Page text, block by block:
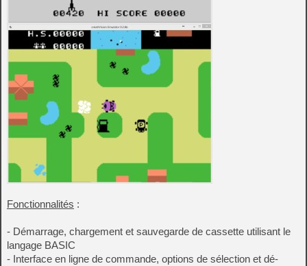
Fonctionnalités :
- Démarrage, chargement et sauvegarde de cassette utilisant le
langage BASIC
- Interface en ligne de commande, options de sélection et dé-